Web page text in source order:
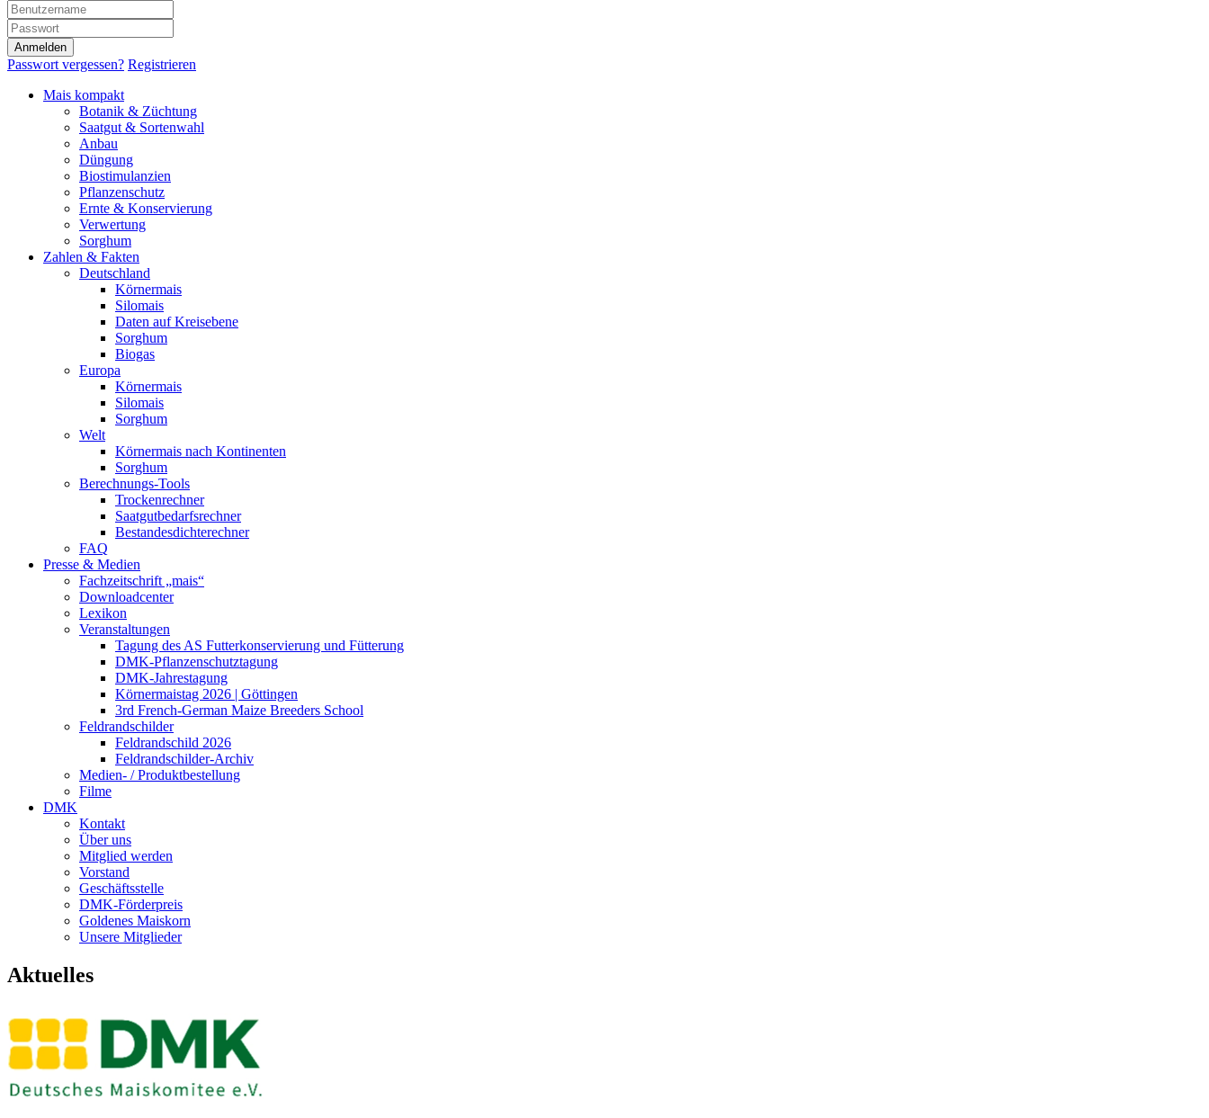
Anmelden
Passwort vergessen? Registrieren
Mais kompakt
Botanik & Züchtung
Saatgut & Sortenwahl
Anbau
Düngung
Biostimulanzien
Pflanzenschutz
Ernte & Konservierung
Verwertung
Sorghum
Zahlen & Fakten
Deutschland
Körnermais
Silomais
Daten auf Kreisebene
Sorghum
Biogas
Europa
Körnermais
Silomais
Sorghum
Welt
Körnermais nach Kontinenten
Sorghum
Berechnungs-Tools
Trockenrechner
Saatgutbedarfsrechner
Bestandesdichterechner
FAQ
Presse & Medien
Fachzeitschrift „mais“
Downloadcenter
Lexikon
Veranstaltungen
Tagung des AS Futterkonservierung und Fütterung
DMK-Pflanzenschutztagung
DMK-Jahrestagung
Körnermaistag 2026 | Göttingen
3rd French-German Maize Breeders School
Feldrandschilder
Feldrandschild 2026
Feldrandschilder-Archiv
Medien- / Produktbestellung
Filme
DMK
Kontakt
Über uns
Mitglied werden
Vorstand
Geschäftsstelle
DMK-Förderpreis
Goldenes Maiskorn
Unsere Mitglieder
Aktuelles